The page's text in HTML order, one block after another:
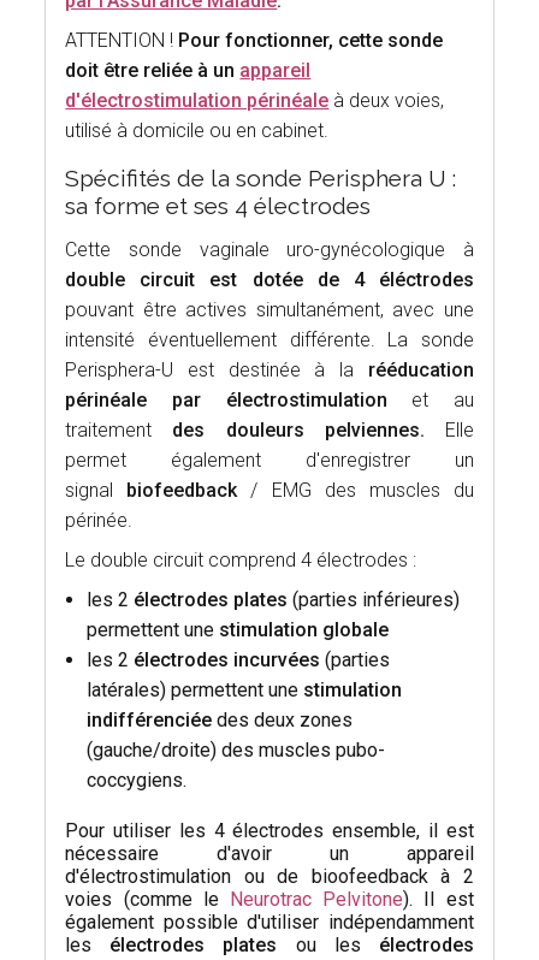
ATTENTION ! Pour fonctionner, cette sonde
doit être reliée à un appareil
d'électrostimulation périnéale à deux voies,
utilisé à domicile ou en cabinet.
Spécifités de la sonde Perisphera U :
sa forme et ses 4 électrodes
Cette sonde vaginale uro-gynécologique à
double circuit est dotée de 4 éléctrodes
pouvant être actives simultanément, avec une
intensité éventuellement différente. La sonde
Perisphera-U est destinée à la rééducation
périnéale par électrostimulation et au
traitement des douleurs pelviennes.
Elle
permet également d'enregistrer un
signal biofeedback/
EMG des muscles du
périnée.
Le double circuit comprend 4 électrodes :
les 2 électrodes plates (parties inférieures)
permettent une stimulation globale
les 2 électrodes incurvées (parties
latérales) permettent une stimulation
indifférenciée des deux zones
(gauche/droite) des muscles pubo-
coccygiens.
Pour utiliser les 4 électrodes ensemble, il est
nécessaire d'avoir un appareil
d'électrostimulation ou de bioofeedback à 2
voies (comme le
Neurotrac Pelvitone). Il est
également possible d'utiliser indépendamment
les électrodes plates ou les électrodes